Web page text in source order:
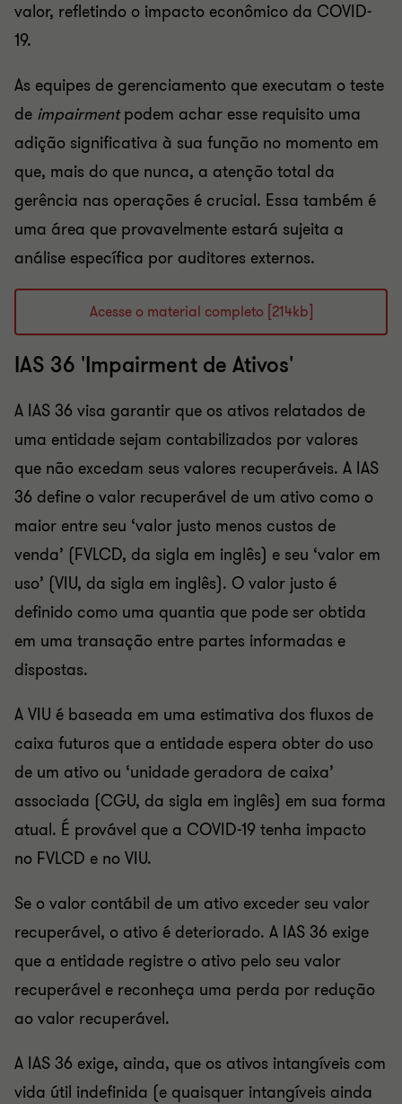
valor, refletindo o impacto econômico da COVID-
19.
As equipes de gerenciamento que executam o teste
de impairmentpodem achar esse requisito uma
adição significativa à sua função no momento em
que, mais do que nunca, a atenção total da
gerência nas operações é crucial. Essa também é
uma área que provavelmente estará sujeita a
análise específica por auditores externos.
Acesse o material completo [214kb]
IAS 36 'Impairment de Ativos'
A IAS 36 visa garantir que os ativos relatados de
uma entidade sejam contabilizados por valores
que não excedam seus valores recuperáveis. A IAS
36 define o valor recuperável de um ativo como o
maior entre seu ‘valor justo menos custos de
venda’ (FVLCD, da sigla em inglês) e seu ‘valor em
uso’ (VIU, da sigla em inglês). O valor justo é
definido como uma quantia que pode ser obtida
em uma transação entre partes informadas e
dispostas.
A VIU é baseada em uma estimativa dos fluxos de
caixa futuros que a entidade espera obter do uso
de um ativo ou ‘unidade geradora de caixa’
associada (CGU, da sigla em inglês) em sua forma
atual. É provável que a COVID-19 tenha impacto
no FVLCD e no VIU.
Se o valor contábil de um ativo exceder seu valor
recuperável, o ativo é deteriorado. A IAS 36 exige
que a entidade registre o ativo pelo seu valor
recuperável e reconheça uma perda por redução
ao valor recuperável.
A IAS 36 exige, ainda, que os ativos intangíveis com
vida útil indefinida (e quaisquer intangíveis ainda